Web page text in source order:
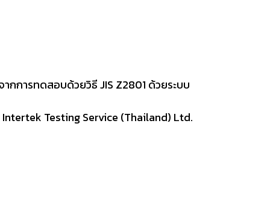
กการทดสอบด้วยวิธี JIS Z2801 ด้วยระบบ
Testing Service (Thailand) Ltd.